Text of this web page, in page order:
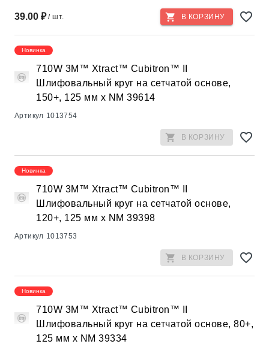
39.00 ₽/ шт. В КОРЗИНУ
Новинка
710W 3M™ Xtract™ Cubitron™ II
Шлифовальный круг на сетчатой основе,
150+, 125 мм х NM 39614
Артикул 1013754
В КОРЗИНУ
Новинка
710W 3M™ Xtract™ Cubitron™ II
Шлифовальный круг на сетчатой основе,
120+, 125 мм х NM 39398
Артикул 1013753
В КОРЗИНУ
Новинка
710W 3M™ Xtract™ Cubitron™ II
Шлифовальный круг на сетчатой основе, 80+,
125 мм х NM 39334